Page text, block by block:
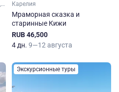
Карелия, Архангельская область, Арктика Карелия
Мраморная сказка и
старинные Кижи
RUB 46,500
4 дн. 9—12 августа
Экскурсионные туры